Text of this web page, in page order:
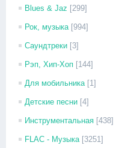
Blues & Jaz [299]
Рок, музыка [994]
Саундтреки [3]
Рэп, Хип-Хоп [144]
Для мобильника [1]
Детские песни [4]
Инструментальная [438]
FLAC - Музыка [3251]